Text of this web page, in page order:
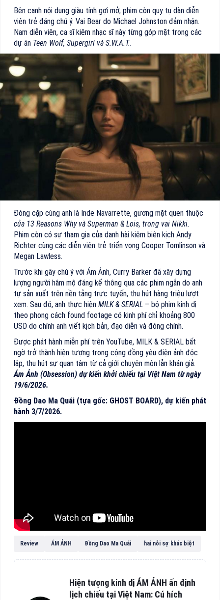
Bên cạnh nội dung giàu tính gợi mở, phim còn quy tụ dàn diễn
viên trẻ đáng chú ý. Vai Bear do Michael Johnston đảm nhận.
Nam diễn viên, ca sĩ kiêm nhạc sĩ này từng góp mặt trong các
dự án Teen Wolf, Supergirl và S.W.A.T..
Đóng cặp cùng anh là Inde Navarrette, gương mặt quen thuộc
của 13 Reasons Why và Superman & Lois, trong vai Nikki.
Phim còn có sự tham gia của danh hài kiêm biên kịch Andy
Richter cùng các diễn viên trẻ triển vọng Cooper Tomlinson và
Megan Lawless.
Trước khi gây chú ý với Ám Ảnh, Curry Barker đã xây dựng
lượng người hâm mộ đáng kể thông qua các phim ngắn do anh
tự sản xuất trên nền tảng trực tuyến, thu hút hàng triệu lượt
xem. Sau đó, anh thực hiện MILK & SERIAL – bộ phim kinh dị
theo phong cách found footage có kinh phí chỉ khoảng 800
USD do chính anh viết kịch bản, đạo diễn và đóng chính.
Được phát hành miễn phí trên YouTube, MILK & SERIAL bất
ngờ trở thành hiện tượng trong cộng đồng yêu điện ảnh độc
lập, thu hút sự quan tâm từ cả giới chuyên môn lẫn khán giả.
Ám Ảnh (Obsession) dự kiến khởi chiếu tại Việt Nam từ ngày
19/6/2026.
Đồng Dao Ma Quái (tựa gốc: GHOST BOARD), dự kiến phát
hành 3/7/2026.
Review ÁM ẢNH Đồng Dao Ma Quái hai nỗi sợ khác biệt
Hiện tượng kinh dị ÁM ẢNH ấn định
lịch chiếu tại Việt Nam: Cú hích